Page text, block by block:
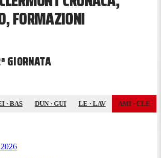
FORMAZIONI
GIORNATA
· BAS DUN · GUI LE · LAV AMI · CLE